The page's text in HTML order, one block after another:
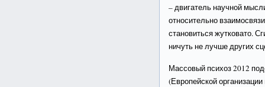
– двигатель научной
относительно
становиться жутковато.
ничуть не лучше других
Массовый психоз 2012
(Европейской